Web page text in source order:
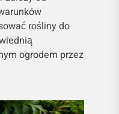
rośliny do
ogrodem przez